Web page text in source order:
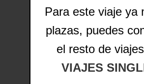
Para este viaje ya
plazas, puedes
el resto de
VIAJES